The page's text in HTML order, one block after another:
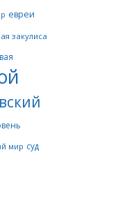
евреи
закулиса
мир суд